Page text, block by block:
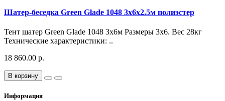
Шатер-беседка Green Glade 1048 3х6х2.5м полиэстер
Тент шатер Green Glade 1048 3х6м Размеры 3x6. Вес 28кг
Технические характеристики: ..
18 860.00 р.
В корзину
Информация